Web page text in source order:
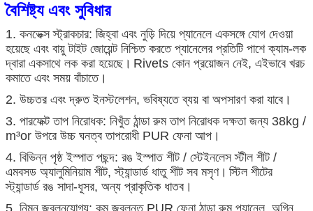
জমা দিন
বৈশিষ্ট্য এবং সুবিধার
1. কনভেক্স স্ট্রাকচার: জিহ্বা এবং নুড়ি দিয়ে প্যানেলে একসঙ্গে যোগ দেওয়া
হয়েছে এবং বায়ু টাইট জোয়েন্ট নিশ্চিত করতে প্যানেলের প্রতিটি পাশে ক্যাম-লক
দ্বারা একসাথে লক করা হয়েছে। Rivets কোন প্রয়োজন নেই, এইভাবে খরচ
কমাতে এবং সময় বাঁচাতে।
2. উচ্চতর এবং দ্রুত ইনস্টলেশন, ভবিষ্যতে ব্যয় বা অপসারণ করা যাবে।
3. পারফেক্ট তাপ নিরোধক: নিখুঁত ঠান্ডা রুম তাপ নিরোধক দক্ষতা জন্য 38kg /
m³or উপরে উচ্চ ঘনত্ব তাপরোধী PUR ফেনা আপ।
4. বিভিন্ন পৃষ্ঠ ইস্পাত পছন্দ: রঙ ইস্পাত শীট / স্টেইনলেস স্টীল শীট /
এমবসড অ্যালুমিনিয়াম শীট, স্ট্যান্ডার্ড ধাতু শীট সব মসৃণ। স্টিল শীটের
স্ট্যান্ডার্ড রঙ সাদা-ধূসর, অন্য প্রাকৃতিক ধাতব।